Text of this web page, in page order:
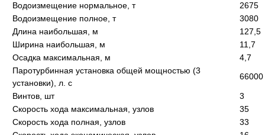
Водоизмещение нормальное, т
2675
Водоизмещение полное, т
3080
Длина наибольшая, м
127,5
Ширина наибольшая, м
11,7
Осадка максимальная, м
4,7
Паротурбинная установка общей мощностью (3
установки), л. с
66000
Винтов, шт
3
Скорость хода максимальная, узлов
35
Скорость хода полная, узлов
33